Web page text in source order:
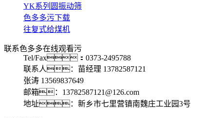
YK系列圆振动筛
色多多污下载
往复式给煤机
联系色多多在线观看污
Tel/Fax：0373-2495788
联系人：苗经理 13782587121
张涛 13569837649
邮箱：13782587121@126.com
地址：新乡市七里营镇南魏庄工业园3号